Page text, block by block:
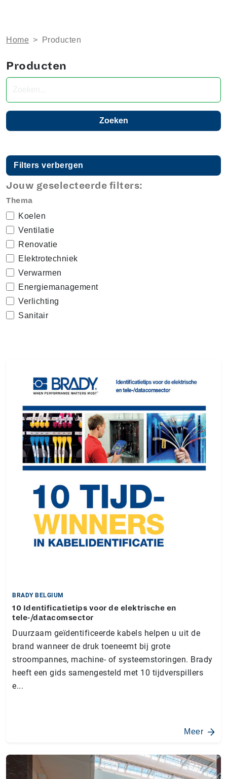
Home > Producten
Producten
Zoeken naar producten
Filters verbergen
Jouw geselecteerde filters:
Thema
Koelen
Ventilatie
Renovatie
Elektrotechniek
Verwarmen
Energiemanagement
Verlichting
Sanitair
BRADY BELGIUM
10 Identificatietips voor de elektrische en
tele-/datacomsector
Duurzaam geïdentificeerde kabels helpen u uit de
brand wanneer de druk toeneemt bij grote
stroompannes, machine- of systeemstoringen. Brady
heeft een gids samengesteld met 10 tijdverspillers
e...
Meer